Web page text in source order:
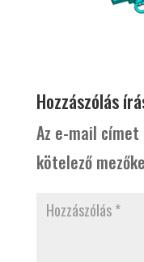
Hozzászólás
Az e-mail címet
kötelező